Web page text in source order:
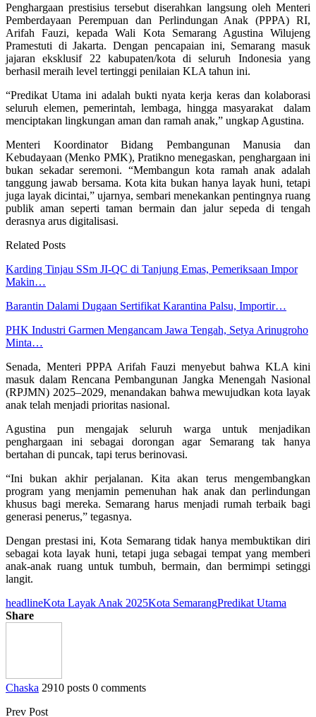
Penghargaan prestisius tersebut diserahkan langsung oleh Menteri
Pemberdayaan Perempuan dan Perlindungan Anak (PPPA) RI,
Arifah Fauzi, kepada Wali Kota Semarang Agustina Wilujeng
Pramestuti di Jakarta. Dengan pencapaian ini, Semarang masuk
jajaran eksklusif 22 kabupaten/kota di seluruh Indonesia yang
berhasil meraih level tertinggi penilaian KLA tahun ini.
“Predikat Utama ini adalah bukti nyata kerja keras dan kolaborasi
seluruh elemen, pemerintah, lembaga, hingga masyarakat dalam
menciptakan lingkungan aman dan ramah anak,” ungkap Agustina.
Menteri Koordinator Bidang Pembangunan Manusia dan
Kebudayaan (Menko PMK), Pratikno menegaskan, penghargaan ini
bukan sekadar seremoni. “Membangun kota ramah anak adalah
tanggung jawab bersama. Kota kita bukan hanya layak huni, tetapi
juga layak dicintai,” ujarnya, sembari menekankan pentingnya ruang
publik aman seperti taman bermain dan jalur sepeda di tengah
derasnya arus digitalisasi.
Related Posts
Karding Tinjau SSm JI-QC di Tanjung Emas, Pemeriksaan Impor
Makin…
Barantin Dalami Dugaan Sertifikat Karantina Palsu, Importir…
PHK Industri Garmen Mengancam Jawa Tengah, Setya Arinugroho
Minta…
Senada, Menteri PPPA Arifah Fauzi menyebut bahwa KLA kini
masuk dalam Rencana Pembangunan Jangka Menengah Nasional
(RPJMN) 2025–2029, menandakan bahwa mewujudkan kota layak
anak telah menjadi prioritas nasional.
Agustina pun mengajak seluruh warga untuk menjadikan
penghargaan ini sebagai dorongan agar Semarang tak hanya
bertahan di puncak, tapi terus berinovasi.
“Ini bukan akhir perjalanan. Kita akan terus mengembangkan
program yang menjamin pemenuhan hak anak dan perlindungan
khusus bagi mereka. Semarang harus menjadi rumah terbaik bagi
generasi penerus,” tegasnya.
Dengan prestasi ini, Kota Semarang tidak hanya membuktikan diri
sebagai kota layak huni, tetapi juga sebagai tempat yang memberi
anak-anak ruang untuk tumbuh, bermain, dan bermimpi setinggi
langit.
headlineKota Layak Anak 2025Kota SemarangPredikat Utama
Share
Chaska 2910 posts 0 comments
Prev Post